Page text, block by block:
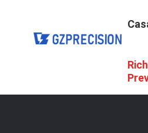
Casche